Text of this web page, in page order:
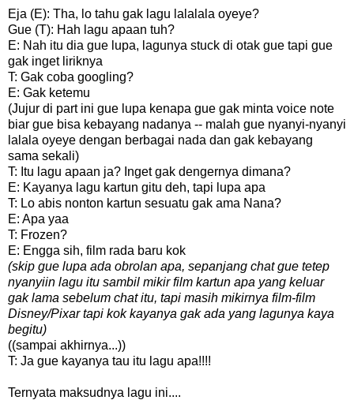
Eja (E): Tha, lo tahu gak lagu lalalala oyeye?
Gue (T): Hah lagu apaan tuh?
E: Nah itu dia gue lupa, lagunya stuck di otak gue tapi gue
gak inget liriknya
T: Gak coba googling?
E: Gak ketemu
(Jujur di part ini gue lupa kenapa gue gak minta voice note
biar gue bisa kebayang nadanya -- malah gue nyanyi-nyanyi
lalala oyeye dengan berbagai nada dan gak kebayang
sama sekali)
T: Itu lagu apaan ja? Inget gak dengernya dimana?
E: Kayanya lagu kartun gitu deh, tapi lupa apa
T: Lo abis nonton kartun sesuatu gak ama Nana?
E: Apa yaa
T: Frozen?
E: Engga sih, film rada baru kok
(skip gue lupa ada obrolan apa, sepanjang chat gue tetep
nyanyiin lagu itu sambil mikir film kartun apa yang keluar
gak lama sebelum chat itu, tapi masih mikirnya film-film
Disney/Pixar tapi kok kayanya gak ada yang lagunya kaya
begitu)
((sampai akhirnya...))
T: Ja gue kayanya tau itu lagu apa!!!!
Ternyata maksudnya lagu ini....